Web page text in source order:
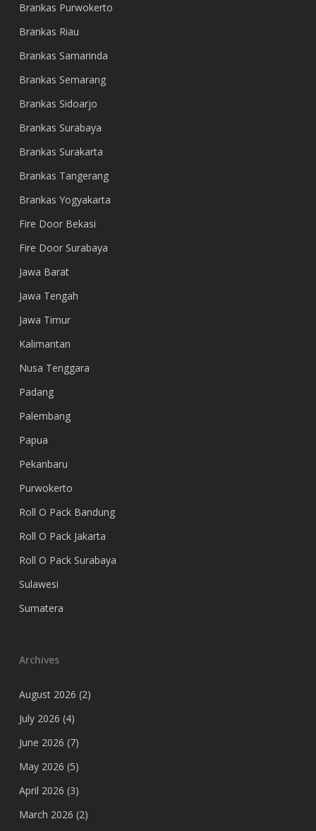
Brankas Purwokerto
Brankas Riau
Brankas Samarinda
Brankas Semarang
Brankas Sidoarjo
Brankas Surabaya
Brankas Surakarta
Brankas Tangerang
Brankas Yogyakarta
Fire Door Bekasi
Fire Door Surabaya
Jawa Barat
Jawa Tengah
Jawa Timur
Kalimantan
Nusa Tenggara
Padang
Palembang
Papua
Pekanbaru
Purwokerto
Roll O Pack Bandung
Roll O Pack Jakarta
Roll O Pack Surabaya
Sulawesi
Sumatera
Archives
August 2026 (2)
July 2026 (4)
June 2026 (7)
May 2026 (5)
April 2026 (3)
March 2026 (2)